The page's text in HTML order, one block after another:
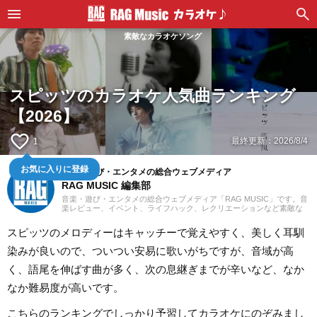
素敵なカラオケソング
スピッツのカラオケ人気曲ランキング
【2026】
favorite_border 1
お気に入りに登録
最終更新： 2026/8/4
音楽・遊び・エンタメの総合ウェブメディア
RAG MUSIC 編集部
音楽・遊び・エンタメの総合ウェブメディア「RAG MUSIC」です。音
楽レビュー、イベント、ライフハック、レクリエーションなど素敵な
スピッツのメロディーはキャッチーで覚えやすく、美しく耳馴
染みが良いので、ついつい安易に歌いがちですが、音域が高
く、語尾を伸ばす曲が多く、次の息継ぎまでが辛いなど、なか
なか難易度が高いです。
こちらのランキングでしっかり予習してカラオケにのぞみまし